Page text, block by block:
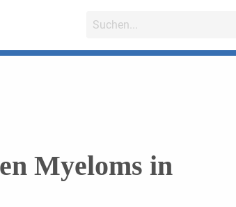
Myeloms in